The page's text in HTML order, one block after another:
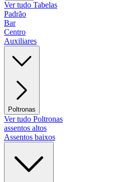
Ver tudo Tabelas
Padrão
Bar
Centro
Auxiliares
Poltronas
Ver tudo Poltronas
assentos altos
Assentos baixos